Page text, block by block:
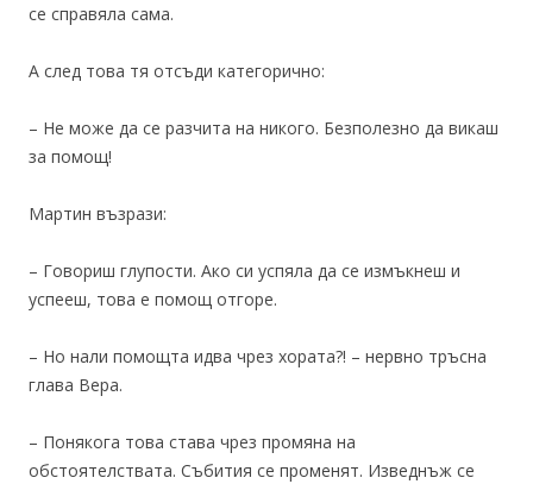
се справяла сама.
А след това тя отсъди категорично:
– Не може да се разчита на никого. Безполезно да викаш
за помощ!
Мартин възрази:
– Говориш глупости. Ако си успяла да се измъкнеш и
успееш, това е помощ отгоре.
– Но нали помощта идва чрез хората?! – нервно тръсна
глава Вера.
– Понякога това става чрез промяна на
обстоятелствата. Събития се променят. Изведнъж се